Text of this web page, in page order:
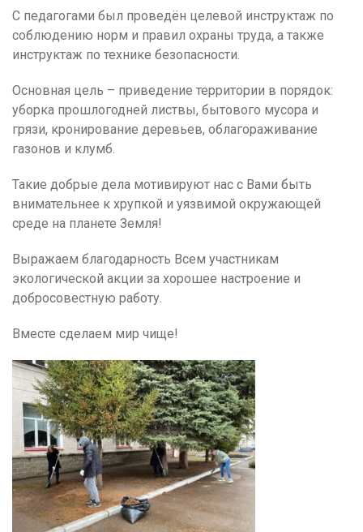
С педагогами был проведён целевой инструктаж по
соблюдению норм и правил охраны труда, а также
инструктаж по технике безопасности.
Основная цель – приведение территории в порядок:
уборка прошлогодней листвы, бытового мусора и
грязи, кронирование деревьев, облагораживание
газонов и клумб.
Такие добрые дела мотивируют нас с Вами быть
внимательнее к хрупкой и уязвимой окружающей
среде на планете Земля!
Выражаем благодарность Всем участникам
экологической акции за хорошее настроение и
добросовестную работу.
Вместе сделаем мир чище!